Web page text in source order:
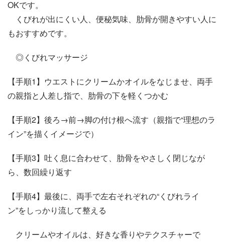
OKです。
くびれが出にくい人、便秘気味、肋骨が開きやすい人に
もおすすめです。
◎くびれマッサージ
【手順1】ウエストにクリームかオイルをなじませ、両手
の親指と人差し指で、肋骨の下を軽くつかむ
【手順2】後ろ→前→脚の付け根へ流す（親指で“理想のラ
イン”を描くイメージで）
【手順3】吐く息に合わせて、肋骨をやさしく閉じなが
ら、数回繰り返す
【手順4】最後に、両手で左右それぞれの“くびれライ
ン”をしっかり流して整える
クリームやオイルは、好きな香りやテクスチャーで